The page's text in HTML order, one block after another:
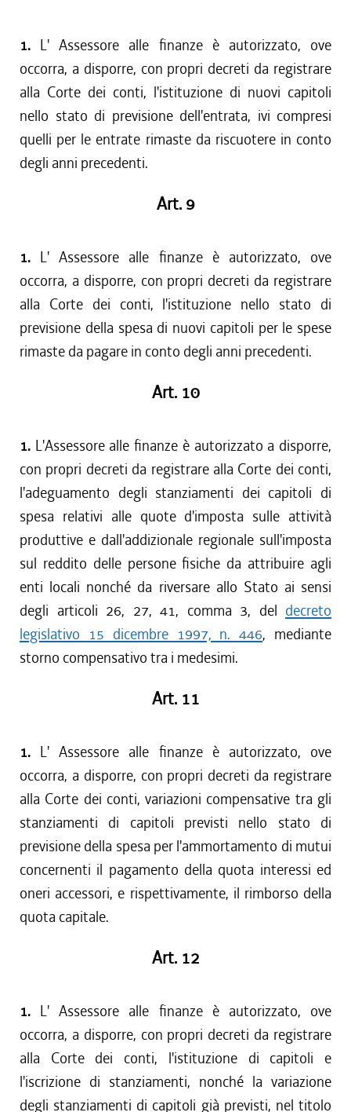
1. L' Assessore alle finanze è autorizzato, ove
occorra, a disporre, con propri decreti da registrare
alla Corte dei conti, l'istituzione di nuovi capitoli
nello stato di previsione dell'entrata, ivi compresi
quelli per le entrate rimaste da riscuotere in conto
degli anni precedenti.
Art. 9
1. L' Assessore alle finanze è autorizzato, ove
occorra, a disporre, con propri decreti da registrare
alla Corte dei conti, l'istituzione nello stato di
previsione della spesa di nuovi capitoli per le spese
rimaste da pagare in conto degli anni precedenti.
Art. 10
1. L'Assessore alle finanze è autorizzato a disporre,
con propri decreti da registrare alla Corte dei conti,
l'adeguamento degli stanziamenti dei capitoli di
spesa relativi alle quote d'imposta sulle attività
produttive e dall'addizionale regionale sull'imposta
sul reddito delle persone fisiche da attribuire agli
enti locali nonché da riversare allo Stato ai sensi
degli articoli 26, 27, 41, comma 3, del decreto
legislativo 15 dicembre 1997, n. 446, mediante
storno compensativo tra i medesimi.
Art. 11
1. L' Assessore alle finanze è autorizzato, ove
occorra, a disporre, con propri decreti da registrare
alla Corte dei conti, variazioni compensative tra gli
stanziamenti di capitoli previsti nello stato di
previsione della spesa per l'ammortamento di mutui
concernenti il pagamento della quota interessi ed
oneri accessori, e rispettivamente, il rimborso della
quota capitale.
Art. 12
1. L' Assessore alle finanze è autorizzato, ove
occorra, a disporre, con propri decreti da registrare
alla Corte dei conti, l'istituzione di capitoli e
l'iscrizione di stanziamenti, nonché la variazione
degli stanziamenti di capitoli già previsti, nel titolo